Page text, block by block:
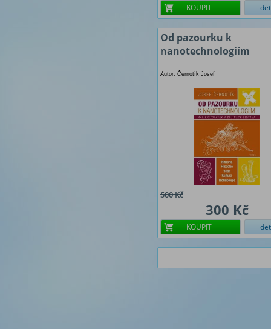
KOUPIT
Od pazourku k
nanotechnologiím
Autor: Černotík Josef
500 Kč
300 Kč
KOUPIT